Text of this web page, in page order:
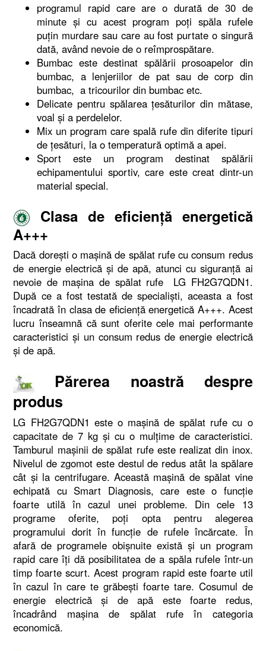
programul rapid care are o durată de 30 de
minute şi cu acest program poţi spăla rufele
puţin murdare sau care au fost purtate o singură
dată, având nevoie de o reîmprospătare.
Bumbac este destinat spălării prosoapelor din
bumbac, a lenjeriilor de pat sau de corp din
bumbac, a tricourilor din bumbac etc.
Delicate pentru spălarea ţesăturilor din mătase,
voal şi a perdelelor.
Mix un program care spală rufe din diferite tipuri
de ţesături, la o temperatură optimă a apei.
Sport este un program destinat spălării
echipamentului sportiv, care este creat dintr-un
material special.
Clasa de eficienţă energetică
A+++
Dacă doreşti o maşină de spălat rufe cu consum redus
de energie electrică şi de apă, atunci cu siguranţă ai
nevoie de maşina de spălat rufe LG FH2G7QDN1.
După ce a fost testată de specialişti, aceasta a fost
încadrată în clasa de eficienţă energetică A+++. Acest
lucru înseamnă că sunt oferite cele mai performante
caracteristici şi un consum redus de energie electrică
şi de apă.
Părerea noastră despre
produs
LG FH2G7QDN1 este o maşină de spălat rufe cu o
capacitate de 7 kg şi cu o mulţime de caracteristici.
Tamburul maşinii de spălat rufe este realizat din inox.
Nivelul de zgomot este destul de redus atât la spălare
cât şi la centrifugare. Această maşină de spălat vine
echipată cu Smart Diagnosis, care este o funcţie
foarte utilă în cazul unei probleme. Din cele 13
programe oferite, poţi opta pentru alegerea
programului dorit în funcţie de rufele încărcate. În
afară de programele obişnuite există şi un program
rapid care îţi dă posibilitatea de a spăla rufele într-un
timp foarte scurt. Acest program rapid este foarte util
în cazul în care te grăbeşti foarte tare. Cosumul de
energie electrică şi de apă este foarte redus,
încadrând maşina de spălat rufe în categoria
economică.